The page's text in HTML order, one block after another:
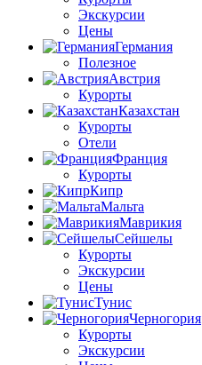
Экскурсии
Цены
Германия
Полезное
Австрия
Курорты
Казахстан
Курорты
Отели
Франция
Курорты
Кипр
Мальта
Маврикия
Сейшелы
Курорты
Экскурсии
Цены
Тунис
Черногория
Курорты
Экскурсии